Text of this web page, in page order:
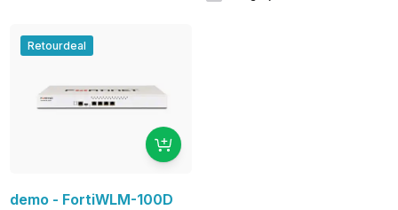
Retourdeal
demo - FortiWLM-100D